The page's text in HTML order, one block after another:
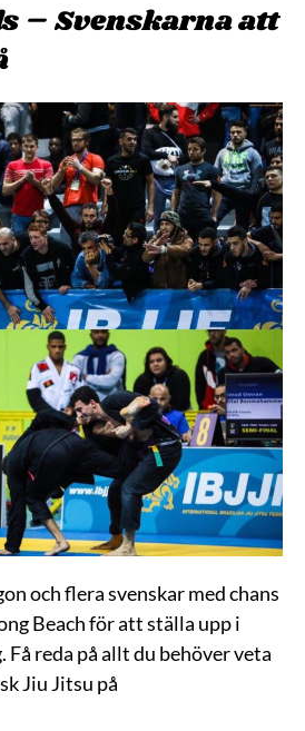
– Svenskarna att
och flera svenskar med chans
Beach för att ställa upp i
reda på allt du behöver veta
Jiu Jitsu på